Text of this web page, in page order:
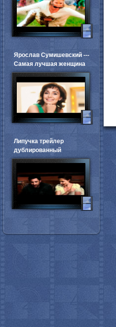
Ярослав Сумишевский ---
Самая лучшая женщина
Липучка трейлер
дублированный